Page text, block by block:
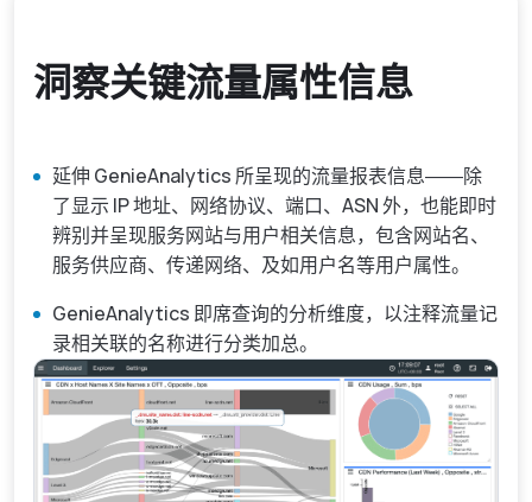
洞察关键流量属性信息
延伸 GenieAnalytics 所呈现的流量报表信息――除
了显示 IP 地址、网络协议、端口、ASN 外，也能即时
辨别并呈现服务网站与用户相关信息，包含网站名、
服务供应商、传递网络、及如用户名等用户属性。
GenieAnalytics 即席查询的分析维度，以注释流量记
录相关联的名称进行分类加总。